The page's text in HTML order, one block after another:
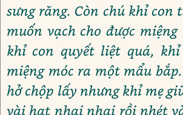
sưng răng. Còn chú khỉ con
muốn vạch cho được
khỉ con quyết liệt quá,
miệng móc ra một mẩu
hở chộp lấy nhưng khỉ mẹ
vài hạt nhai nhai rồi nhét